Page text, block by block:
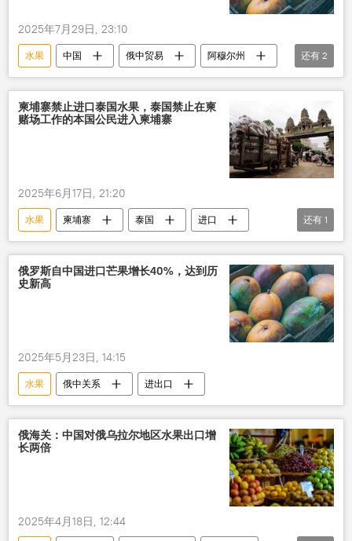
2025年7月29日, 23:10
水果 中国 俄中贸易
阿穆尔州
出口
蔬菜
还有 2
柬埔寨禁止进口泰国水果，泰国禁止在柬
赌场工作的本国公民进入柬埔寨
2025年6月17日, 21:20
水果 柬埔寨 泰国
进口
禁止
还有 1
俄罗斯自中国进口芒果增长40%，达到历
史新高
2025年5月23日, 14:15
水果 俄中关系 进出口
俄海关：中国对俄乌拉尔地区水果出口增
长两倍
2025年4月18日, 12:44